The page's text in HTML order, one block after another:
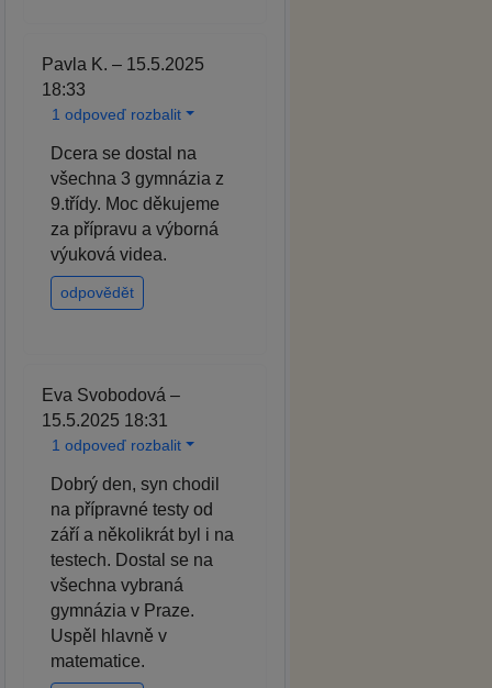
Pavla K. – 15.5.2025
18:33
1 odpoveď rozbalit
Dcera se dostal na
všechna 3 gymnázia z
9.třídy. Moc děkujeme
za přípravu a výborná
výuková videa.
odpovědět
Eva Svobodová –
15.5.2025 18:31
1 odpoveď rozbalit
Dobrý den, syn chodil
na přípravné testy od
září a několikrát byl i na
testech. Dostal se na
všechna vybraná
gymnázia v Praze.
Uspěl hlavně v
matematice.